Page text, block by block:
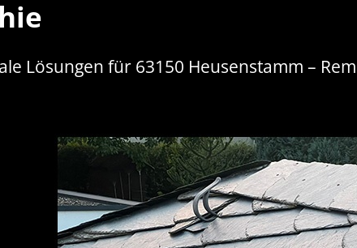
Lösungen für 63150 Heusenstamm –